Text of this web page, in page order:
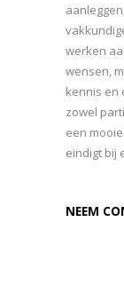
werken
wensen,
kennis en
zowel
een
eindigt bij
NEEM